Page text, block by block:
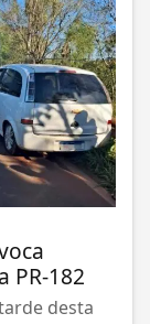
PR-182
desta